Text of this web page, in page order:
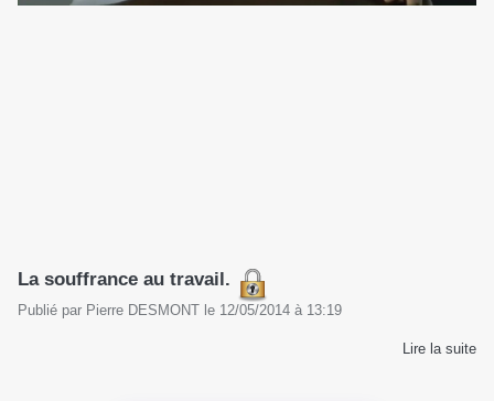
La souffrance au travail.
Publié par Pierre DESMONT le 12/05/2014 à 13:19
Lire la suite